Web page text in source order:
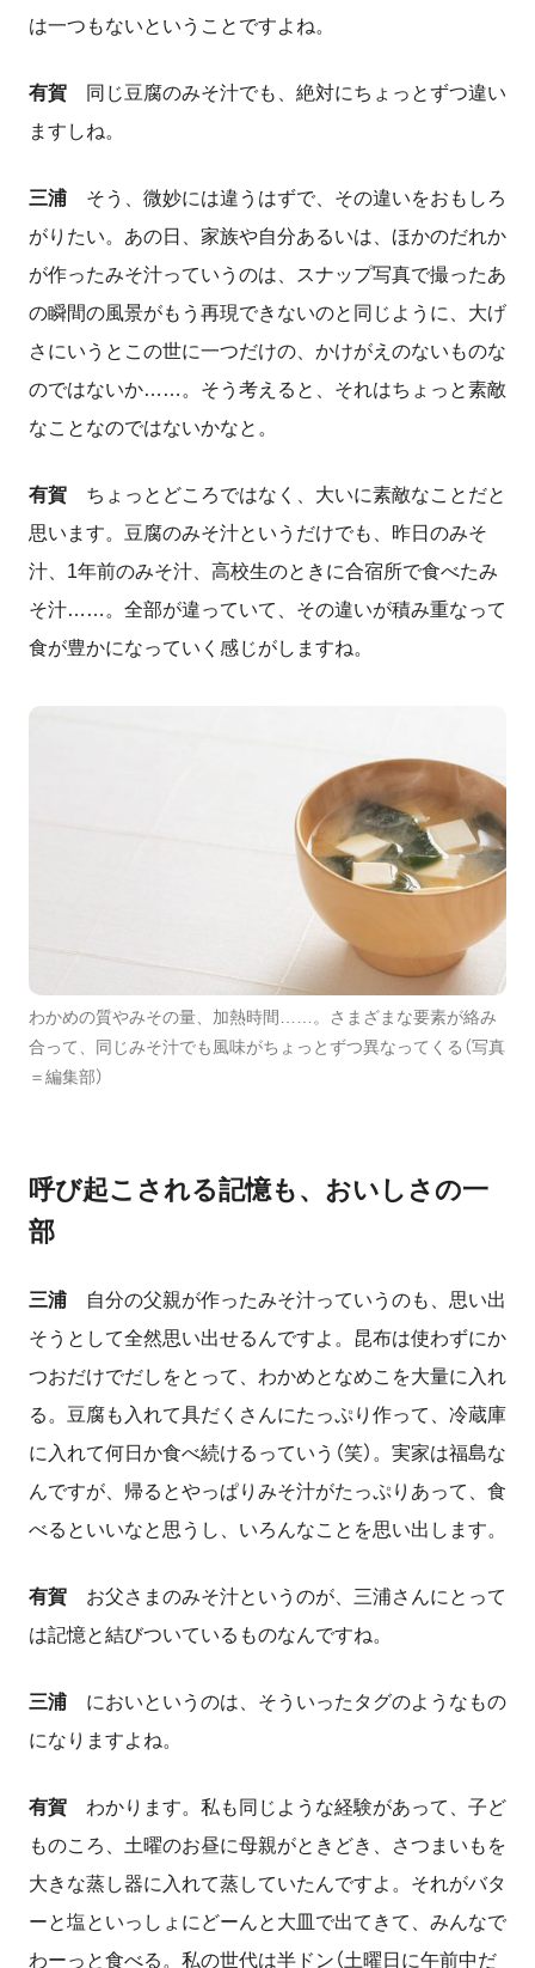
は一つもないということですよね。
有賀 同じ豆腐のみそ汁でも、絶対にちょっとずつ違い
ますしね。
三浦 そう、微妙には違うはずで、その違いをおもしろ
がりたい。あの日、家族や自分あるいは、ほかのだれか
が作ったみそ汁っていうのは、スナップ写真で撮ったあ
の瞬間の風景がもう再現できないのと同じように、大げ
さにいうとこの世に一つだけの、かけがえのないものな
のではないか……。そう考えると、それはちょっと素敵
なことなのではないかなと。
有賀 ちょっとどころではなく、大いに素敵なことだと
思います。豆腐のみそ汁というだけでも、昨日のみそ
汁、1年前のみそ汁、高校生のときに合宿所で食べたみ
そ汁……。全部が違っていて、その違いが積み重なって
食が豊かになっていく感じがしますね。
わかめの質やみその量、加熱時間……。さまざまな要素が絡み
合って、同じみそ汁でも風味がちょっとずつ異なってくる（写真
＝編集部）
呼び起こされる記憶も、おいしさの一
部
三浦 自分の父親が作ったみそ汁っていうのも、思い出
そうとして全然思い出せるんですよ。昆布は使わずにか
つおだけでだしをとって、わかめとなめこを大量に入れ
る。豆腐も入れて具だくさんにたっぷり作って、冷蔵庫
に入れて何日か食べ続けるっていう（笑）。実家は福島な
んですが、帰るとやっぱりみそ汁がたっぷりあって、食
べるといいなと思うし、いろんなことを思い出します。
有賀 お父さまのみそ汁というのが、三浦さんにとって
は記憶と結びついているものなんですね。
三浦 においというのは、そういったタグのようなもの
になりますよね。
有賀 わかります。私も同じような経験があって、子ど
ものころ、土曜のお昼に母親がときどき、さつまいもを
大きな蒸し器に入れて蒸していたんですよ。それがバタ
ーと塩といっしょにどーんと大皿で出てきて、みんなで
わーっと食べる。私の世代は半ドン（土曜日に午前中だ